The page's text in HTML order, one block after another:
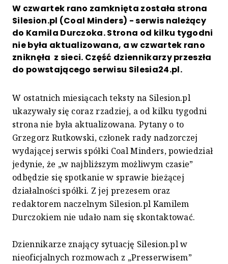
W czwartek rano zamknięta została strona
Silesion.pl (Coal Minders) - serwis należący
do Kamila Durczoka. Strona od kilku tygodni
nie była aktualizowana, a w czwartek rano
zniknęła z sieci. Część dziennikarzy przeszła
do powstającego serwisu Silesia24.pl.
W ostatnich miesiącach teksty na Silesion.pl
ukazywały się coraz rzadziej, a od kilku tygodni
strona nie była aktualizowana. Pytany o to
Grzegorz Rutkowski, członek rady nadzorczej
wydającej serwis spółki Coal Minders, powiedział
jedynie, że „w najbliższym możliwym czasie”
odbędzie się spotkanie w sprawie bieżącej
działalności spółki. Z jej prezesem oraz
redaktorem naczelnym Silesion.pl Kamilem
Durczokiem nie udało nam się skontaktować.
Dziennikarze znający sytuację Silesion.pl w
nieoficjalnych rozmowach z „Presserwisem”